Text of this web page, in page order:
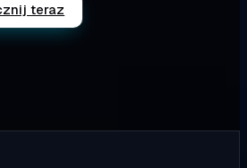
teraz